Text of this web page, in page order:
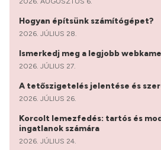
Hogyan építsünk számítógépet?
2026. JÚLIUS 28.
Ismerkedj meg a legjobb
2026. JÚLIUS 27.
A tetőszigetelés jelentése és
2026. JÚLIUS 26.
Korcolt lemezfedés: tartós és
ingatlanok számára
2026. JÚLIUS 24.